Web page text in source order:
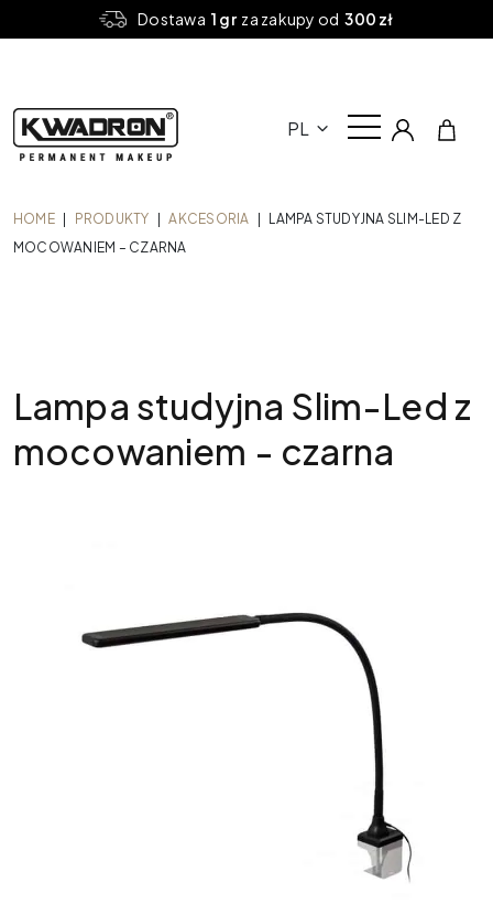
Dostawa 1 grza zakupy od 300 zł
PL
HOME PRODUKTY AKCESORIA
LAMPA STUDYJNA SLIM-LED Z
MOCOWANIEM – CZARNA
Lampa studyjna Slim-Led z
mocowaniem - czarna